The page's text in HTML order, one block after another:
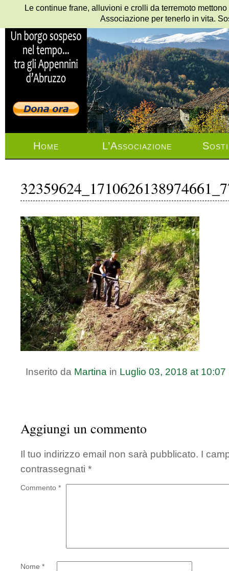
Home L’Associazione
Inserito da Martina in Luglio 03, 2018 at 10:07
Aggiungi un commento
Il tuo indirizzo email non sarà pubblicato. I
contrassegnati *
Commento *
Nome *
Le continue frane, alluvioni e crolli da terremoto
Associazione per tenerlo in vita.